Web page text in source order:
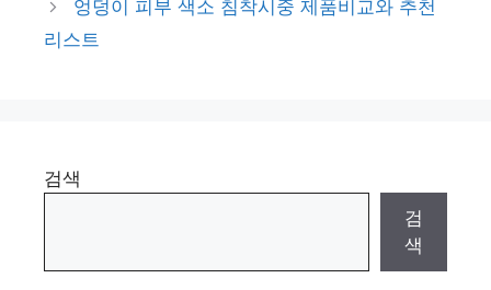
엉덩이 피부 색소 침착시중 제품비교와 추천
리스트
검색
검
색